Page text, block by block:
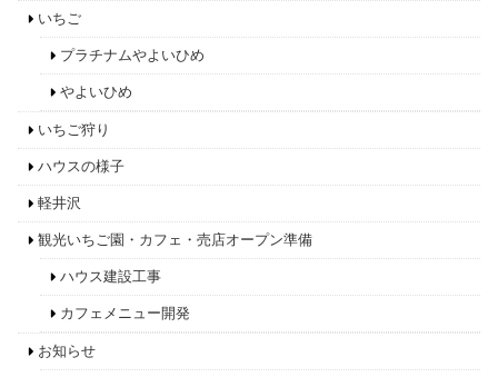
いちご
プラチナムやよいひめ
やよいひめ
いちご狩り
ハウスの様子
軽井沢
観光いちご園・カフェ・売店オープン準備
ハウス建設工事
カフェメニュー開発
お知らせ